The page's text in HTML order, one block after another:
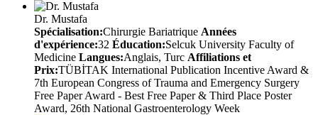
Dr. Mustafa
Spécialisation:Chirurgie Bariatrique Années
d'expérience:32 Éducation:Selcuk University Faculty of
Medicine Langues:Anglais, Turc Affiliations et
Prix:TÜBİTAK International Publication Incentive Award &
7th European Congress of Trauma and Emergency Surgery
Free Paper Award - Best Free Paper & Third Place Poster
Award, 26th National Gastroenterology Week